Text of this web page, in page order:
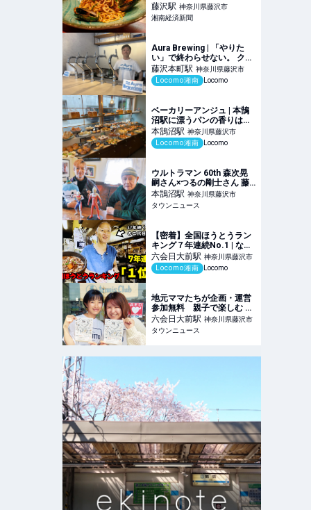
ノ」 地産地消をテーマに
藤沢駅 神奈川県藤沢市
湘南経済新聞
Aura Brewing | 「やりた
い」で終わらせない。 クラ
フトビールでつくる、新し
い雇用のかたち | 湘南の地
域メディア Locomo
藤沢本町駅 神奈川県藤沢市
Locomo湘南
Locomo
ベーカリーアンジュ | 本鵠
沼駅に漂うパンの香りは天
然酵母パンから！人気パン
や予約方法もご紹介 | 湘南
の地域メディア Locomo
本鵠沼駅 神奈川県藤沢市
Locomo湘南
Locomo
ウルトラマン 60th 森次晃
嗣さん×つるの剛士さん 藤
沢を愛する２人の英雄 世代
を超えて語る想い | 藤沢 | タ
ウンニュース
本鵠沼駅 神奈川県藤沢市
タウンニュース
【密着】全国ほうとうラン
キング７年連続No.1 | なぜ
47年も地元民に愛され続け
る？ほうとうと発酵料理
『元祖・へっころ谷』に朝
る #湘南 #グルメ #密着
六会日大前駅 神奈川県藤沢市
Locomo湘南
Locomo
地元ママたちが企画・運営
参加無料 親子で楽しむ 六
会ゆるフェス29日に 心も体
もホッ「ゆるまる」提唱 |
藤沢 | タウンニュース
六会日大前駅 神奈川県藤沢市
タウンニュース